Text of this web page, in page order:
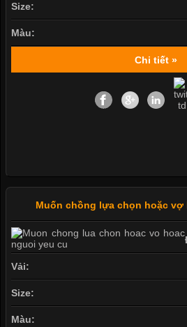
Size:
Màu:
Chi tiết »
Muốn chồng lựa chọn hoặc
Vải:
Size:
Màu: